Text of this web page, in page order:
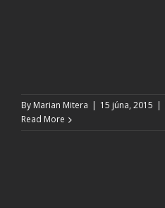
By Marian Mitera | 15 júna, 2015 |
Read More